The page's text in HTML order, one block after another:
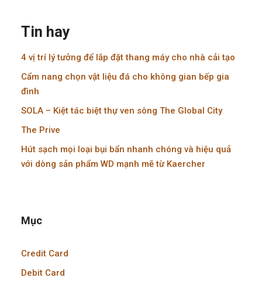
Tin hay
4 vị trí lý tưởng để lắp đặt thang máy cho nhà cải tạo
Cẩm nang chọn vật liệu đá cho không gian bếp gia
đình
SOLA – Kiệt tác biệt thự ven sông The Global City
The Prive
Hút sạch mọi loại bụi bẩn nhanh chóng và hiệu quả
với dòng sản phẩm WD mạnh mẽ từ Kaercher
Mục
Credit Card
Debit Card